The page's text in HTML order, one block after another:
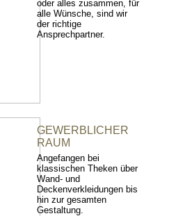
oder alles zusammen, für
alle Wünsche, sind wir
der richtige
Ansprechpartner.
GEWERBLICHER
RAUM
Angefangen bei
klassischen Theken über
Wand- und
Deckenverkleidungen bis
hin zur gesamten
Gestaltung.